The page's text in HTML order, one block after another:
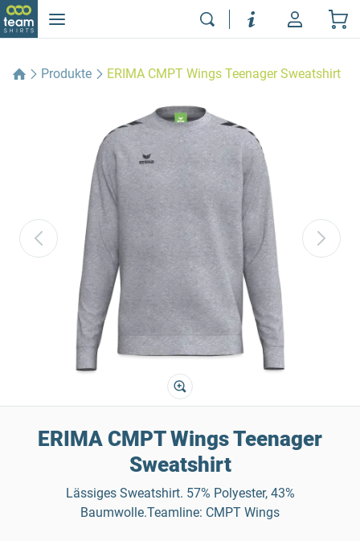
Produkte ERIMA CMPT Wings Teenager Sweatshirt
ERIMA CMPT Wings Teenager
Sweatshirt
Lässiges Sweatshirt. 57% Polyester, 43%
Baumwolle.Teamline: CMPT Wings